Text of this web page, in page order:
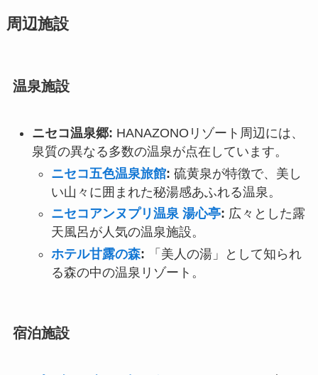
周辺施設
温泉施設
ニセコ温泉郷: HANAZONOリゾート周辺には、
泉質の異なる多数の温泉が点在しています。
ニセコ五色温泉旅館: 硫黄泉が特徴で、美し
い山々に囲まれた秘湯感あふれる温泉。
ニセコアンヌプリ温泉 湯心亭: 広々とした露
天風呂が人気の温泉施設。
ホテル甘露の森: 「美人の湯」として知られ
る森の中の温泉リゾート。
宿泊施設